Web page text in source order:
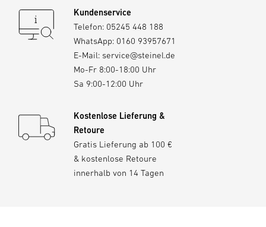
Kundenservice
Telefon: 05245 448 188
WhatsApp: 0160 93957671
E-Mail: service@steinel.de
Mo-Fr 8:00-18:00 Uhr
Sa 9:00-12:00 Uhr
Kostenlose Lieferung &
Retoure
Gratis Lieferung ab 100 €
& kostenlose Retoure
innerhalb von 14 Tagen